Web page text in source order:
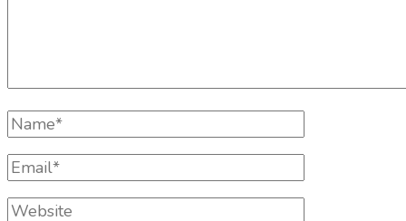
Full
Name
Email
Website